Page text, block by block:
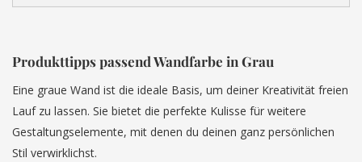
Produkttipps passend Wandfarbe in Grau
Eine graue Wand ist die ideale Basis, um deiner Kreativität freien
Lauf zu lassen. Sie bietet die perfekte Kulisse für weitere
Gestaltungselemente, mit denen du deinen ganz persönlichen
Stil verwirklichst.